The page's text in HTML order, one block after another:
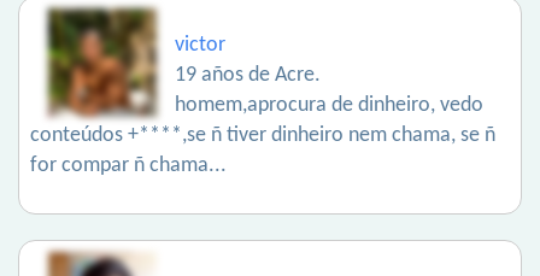
victor
19 años de Acre.
homem,aprocura de dinheiro, vedo
conteúdos +****,se ñ tiver dinheiro nem chama, se ñ
for compar ñ chama...